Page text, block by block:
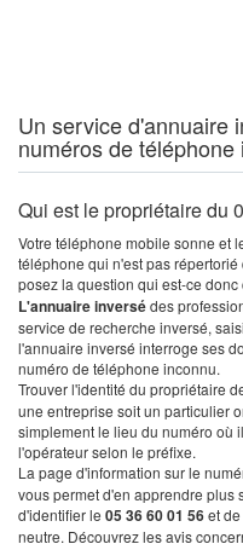
Un service d'annuaire
numéros de
Qui est le propriétaire du
Votre téléphone mobile sonne et
téléphone qui n'est pas
posez la question qui est-ce donc
L'annuaire inversédes
service de recherche inversé,
l'annuaire inversé interroge ses
numéro de téléphone inconnu.
Trouver l'identité du propriétaire
une entreprise soit un particulier
simplement le lieu du numéro où
l'opérateur selon le préfixe.
La page d'information sur le
vous permet d'en apprendre plus
d'identifier le 05 36 60 01 56et
neutre. Découvrez les avis